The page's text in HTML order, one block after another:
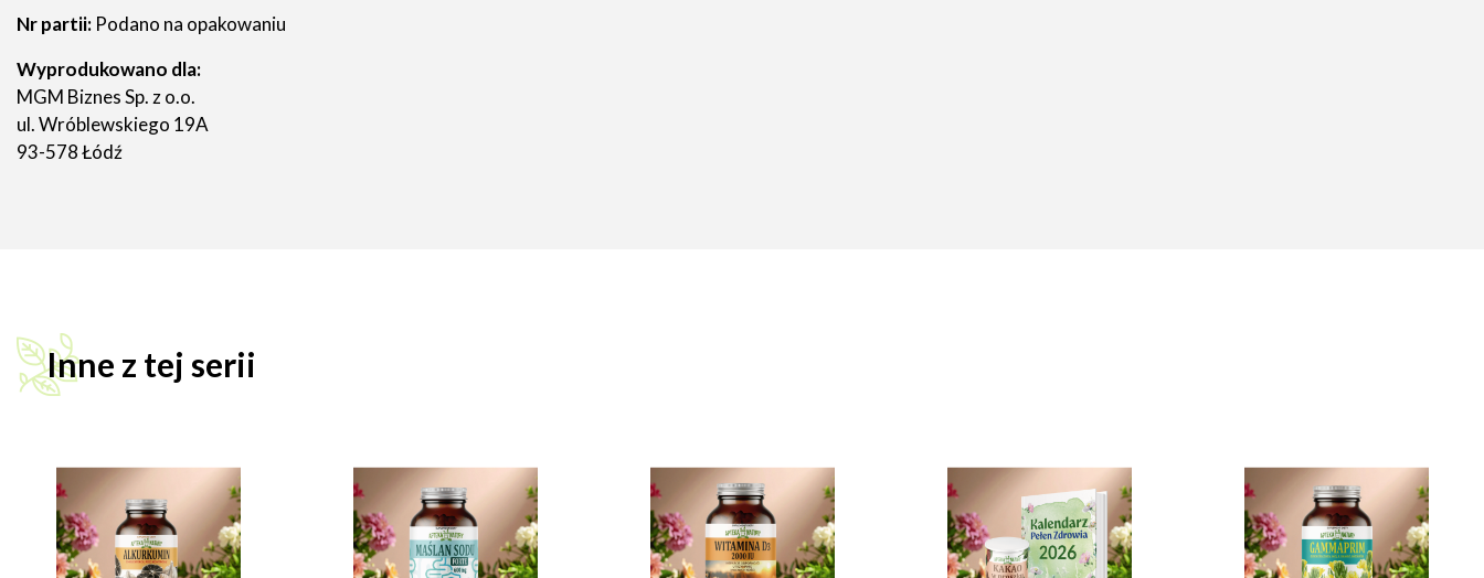
Nr partii: Podano na opakowaniu
Wyprodukowano dla:
MGM Biznes Sp. z o.o.
ul. Wróblewskiego 19A
93-578 Łódź
Inne z tej serii